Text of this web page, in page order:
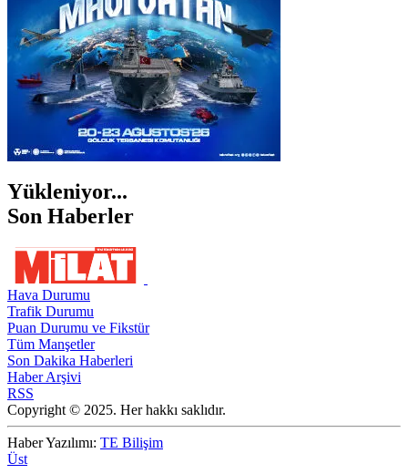
Yükleniyor...
Son Haberler
Hava Durumu
Trafik Durumu
Puan Durumu ve Fikstür
Tüm Manşetler
Son Dakika Haberleri
Haber Arşivi
RSS
Copyright © 2025. Her hakkı saklıdır.
Haber Yazılımı: TE Bilişim
Üst